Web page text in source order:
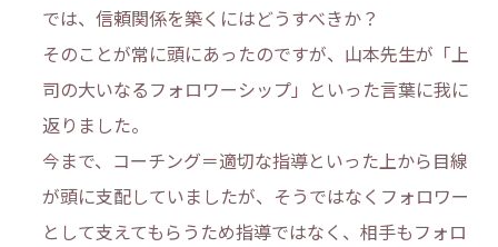
では、信頼関係を築くにはどうすべきか？
そのことが常に頭にあったのですが、山本先生が「上
司の大いなるフォロワーシップ」といった言葉に我に
返りました。
今まで、コーチング＝適切な指導といった上から目線
が頭に支配していましたが、そうではなくフォロワー
として支えてもらうため指導ではなく、相手もフォロ